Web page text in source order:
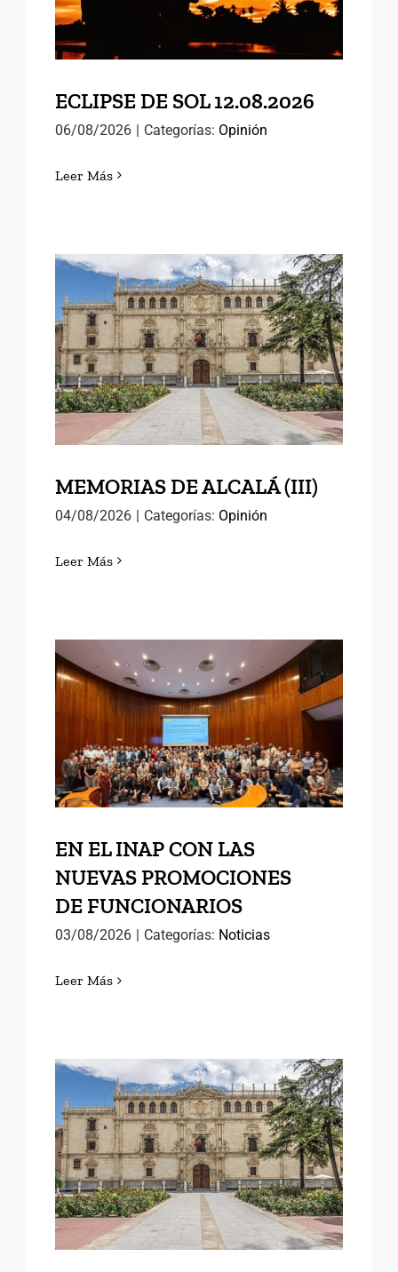
ECLIPSE DE SOL 12.08.2026
06/08/2026 | Categorías: Opinión
Leer Más
MEMORIAS DE ALCALÁ
(III)
MEMORIAS DE ALCALÁ (III)
04/08/2026 | Categorías: Opinión
Leer Más
EN EL INAP CON LAS
NUEVAS PROMOCIONES
DE FUNCIONARIOS
EN EL INAP CON LAS
NUEVAS PROMOCIONES
DE FUNCIONARIOS
03/08/2026 | Categorías: Noticias
Leer Más
MEMORIAS DE ALCALÁ (II)